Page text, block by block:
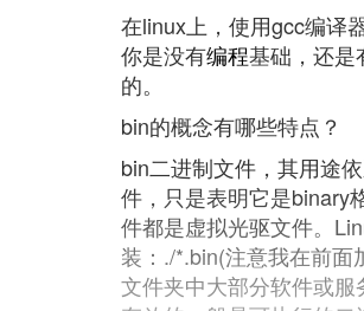
在linux上，使用gcc编译
你是没有编程基础，还是
的。
bin的概念有哪些特点？
bin二进制文件，其用途
件，只是表明它是binary
件都是虚拟光驱文件。
装：./*.bin(注意我在前
文件夹中大部分软件或